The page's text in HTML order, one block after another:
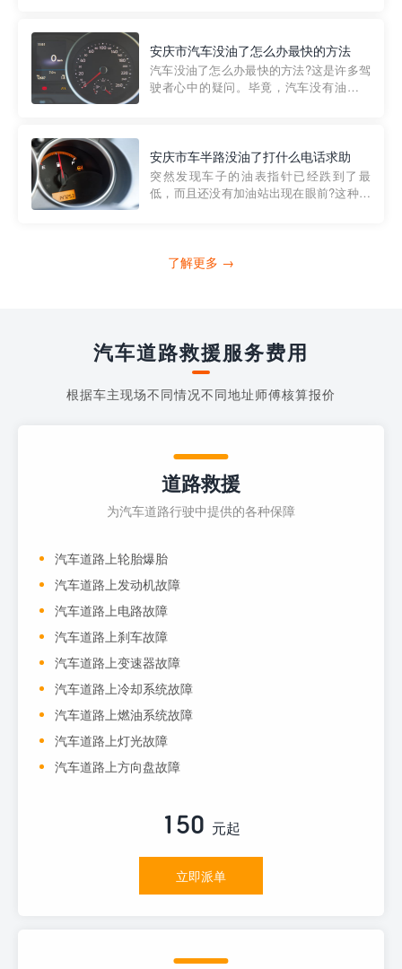
的送油师傅，解决没油的紧急情况。 首
先，让我们来了解一下穿...
安庆市汽车没油了怎么办最快的方法
汽车没油了怎么办最快的方法?这是许多驾
驶者心中的疑问。毕竟，汽车没有油就无
越者小程序是一款专门解决汽车没油问题
的在线服务平台。通过...
安庆市车半路没油了打什么电话求助
突然发现车子的油表指针已经跌到了最
低，而且还没有加油站出现在眼前?这种情
打4006363122请求送油人员来帮助你。
了解更多 →
汽车道路救援服务费用
根据车主现场不同情况不同地址师傅核算报价
道路救援
为汽车道路行驶中提供的各种保障
汽车道路上轮胎爆胎
汽车道路上发动机故障
汽车道路上电路故障
汽车道路上刹车故障
汽车道路上变速器故障
汽车道路上冷却系统故障
汽车道路上燃油系统故障
汽车道路上灯光故障
汽车道路上方向盘故障
150 元起
立即派单